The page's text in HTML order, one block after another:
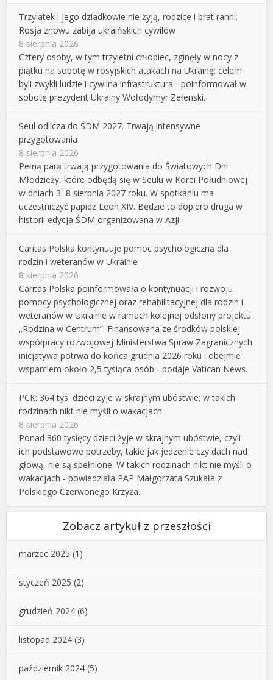
Trzylatek i jego dziadkowie nie żyją, rodzice i brat ranni.
Rosja znowu zabija ukraińskich cywilów
8 sierpnia 2026
Cztery osoby, w tym trzyletni chłopiec, zginęły w nocy z
piątku na sobotę w rosyjskich atakach na Ukrainę; celem
byli zwykli ludzie i cywilna infrastruktura - poinformował w
sobotę prezydent Ukrainy Wołodymyr Zełenski.
Seul odlicza do ŚDM 2027. Trwają intensywne
przygotowania
8 sierpnia 2026
Pełną parą trwają przygotowania do Światowych Dni
Młodzieży, które odbędą się w Seulu w Korei Południowej
w dniach 3–8 sierpnia 2027 roku. W spotkaniu ma
uczestniczyć papież Leon XIV. Będzie to dopiero druga w
historii edycja ŚDM organizowana w Azji.
Caritas Polska kontynuuje pomoc psychologiczną dla
rodzin i weteranów w Ukrainie
8 sierpnia 2026
Caritas Polska poinformowała o kontynuacji i rozwoju
pomocy psychologicznej oraz rehabilitacyjnej dla rodzin i
weteranów w Ukrainie w ramach kolejnej odsłony projektu
„Rodzina w Centrum”. Finansowana ze środków polskiej
współpracy rozwojowej Ministerstwa Spraw Zagranicznych
inicjatywa potrwa do końca grudnia 2026 roku i obejmie
wsparciem około 2,5 tysiąca osób - podaje Vatican News.
PCK: 364 tys. dzieci żyje w skrajnym ubóstwie; w takich
rodzinach nikt nie myśli o wakacjach
8 sierpnia 2026
Ponad 360 tysięcy dzieci żyje w skrajnym ubóstwie, czyli
ich podstawowe potrzeby, takie jak jedzenie czy dach nad
głową, nie są spełnione. W takich rodzinach nikt nie myśli o
wakacjach - powiedziała PAP Małgorzata Szukała z
Polskiego Czerwonego Krzyża.
Zobacz artykuł z przeszłości
marzec 2025 (1)
styczeń 2025 (2)
grudzień 2024 (6)
listopad 2024 (3)
październik 2024 (5)